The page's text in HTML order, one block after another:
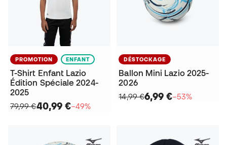
PROMOTION ENFANT
T-Shirt Enfant Lazio
Édition Spéciale 2024-
2025
79,99 €40,99 €−49%
DÉSTOCKAGE
Ballon Mini Lazio 2025-
2026
14,99 €6,99 €−53%